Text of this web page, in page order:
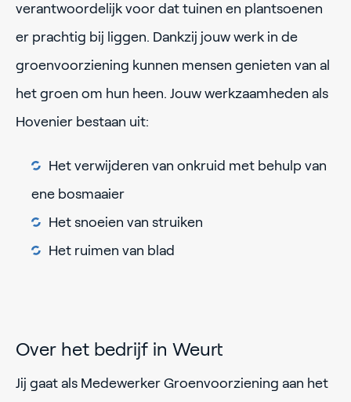
verantwoordelijk voor dat tuinen en plantsoenen
er prachtig bij liggen. Dankzij jouw werk in de
groenvoorziening kunnen mensen genieten van al
het groen om hun heen. Jouw werkzaamheden als
Hovenier bestaan uit:
Het verwijderen van onkruid met behulp van
ene bosmaaier
Het snoeien van struiken
Het ruimen van blad
Over het bedrijf in Weurt
Jij gaat als Medewerker Groenvoorziening aan het